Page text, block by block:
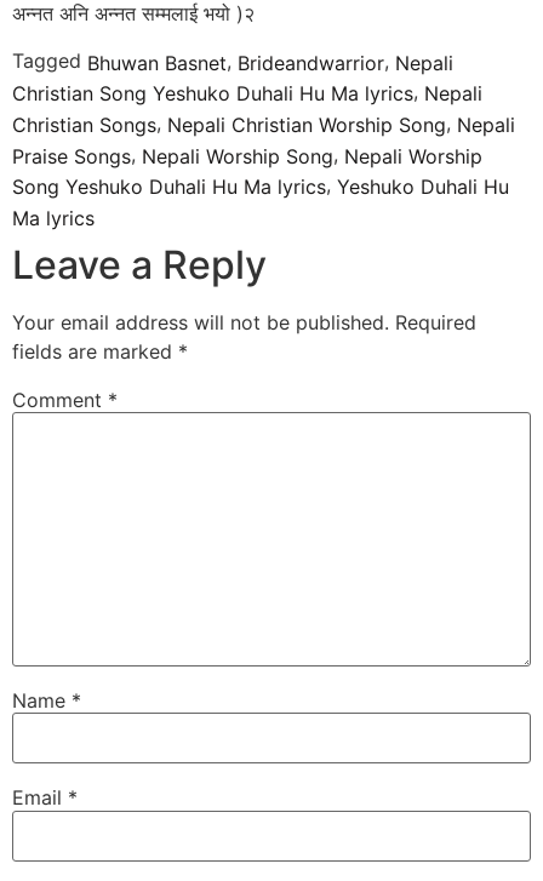
अन्नत अनि अन्नत सम्मलाई भयो )२
Tagged Bhuwan Basnet, Brideandwarrior, Nepali
Christian Song Yeshuko Duhali Hu Ma lyrics, Nepali
Christian Songs, Nepali Christian Worship Song, Nepali
Praise Songs, Nepali Worship Song, Nepali Worship
Song Yeshuko Duhali Hu Ma lyrics, Yeshuko Duhali Hu
Ma lyrics
Leave a Reply
Your email address will not be published. Required
fields are marked *
Comment *
Name *
Email *